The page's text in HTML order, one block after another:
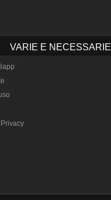
VARIE E NECESSARIE